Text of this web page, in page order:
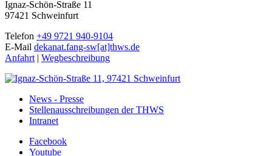
Ignaz-Schön-Straße 11
97421 Schweinfurt
Telefon +49 9721 940-9104
E-Mail dekanat.fang-sw[at]thws.de
Anfahrt | Wegbeschreibung
News - Presse
Stellenausschreibungen der THWS
Intranet
Facebook
Youtube